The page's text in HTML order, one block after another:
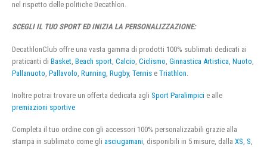
nel rispetto delle politiche Decathlon.
SCEGLI IL TUO SPORT ED INIZIA LA PERSONALIZZAZIONE:
DecathlonClub offre una vasta gamma di prodotti 100% sublimati dedicati ai
praticanti di Basket Beach sport Calcio Ciclismo Ginnastica Artistica Nuoto
Pallanuoto Pallavolo Running Rugby, Tennis e Triathlon
Inoltre potrai trovare un offerta dedicata agli Sport Paralimpici e alle
premiazioni sportive
Completa il tuo ordine con gli accessori 100% personalizzabili grazie alla
stampa in sublimato come gli asciugamani, disponibili in 5 misure, dalla XS, S,